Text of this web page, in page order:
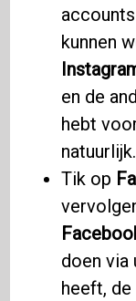
kunnen
en de
hebt
natuurlijk.
Tik op
doen via
heeft, de